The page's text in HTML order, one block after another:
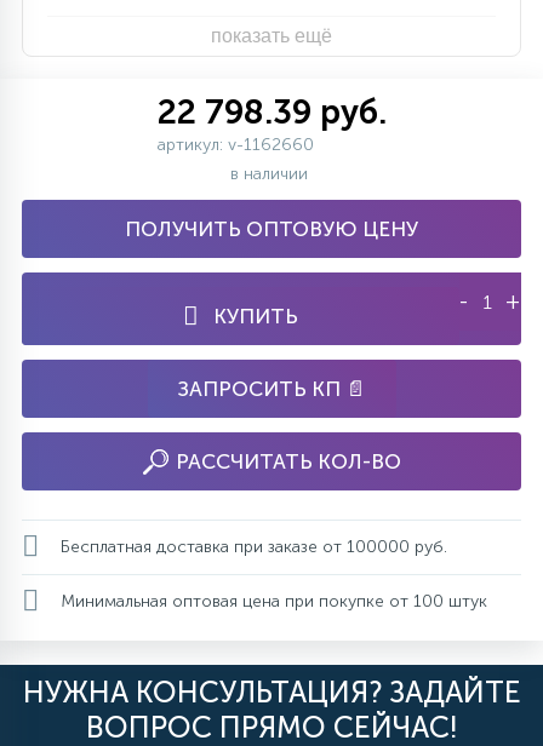
показать ещё
22 798.39 руб.
артикул: v-1162660
в наличии
ПОЛУЧИТЬ ОПТОВУЮ ЦЕНУ
КУПИТЬ
- +
ЗАПРОСИТЬ КП 📄
РАССЧИТАТЬ КОЛ-ВО
Бесплатная доставка при заказе от 100000 руб.
Минимальная оптовая цена при покупке от 100 штук
НУЖНА КОНСУЛЬТАЦИЯ? ЗАДАЙТЕ
ВОПРОС ПРЯМО СЕЙЧАС!